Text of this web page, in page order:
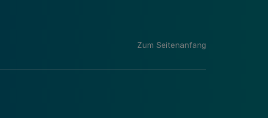
Förderprogramms „Mittelstand Innovativ &
Zum Seitenanfang